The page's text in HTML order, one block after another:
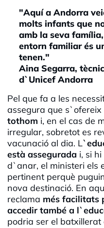
"Aquí a Andorra
molts infants que
amb la seva
entorn familiar és
tenen."
Aina Segarra,
d`Unicef Andorra
Pel que fa a les
assegura que s`ofereix
tothom i, en el cas de
irregular, sobretot es
vacunació al dia. L
està assegurada i, si
d`anar, el ministeri els
pertinent perquè
nova destinació. En
reclama més facilitats
accedir també a
podria ser el